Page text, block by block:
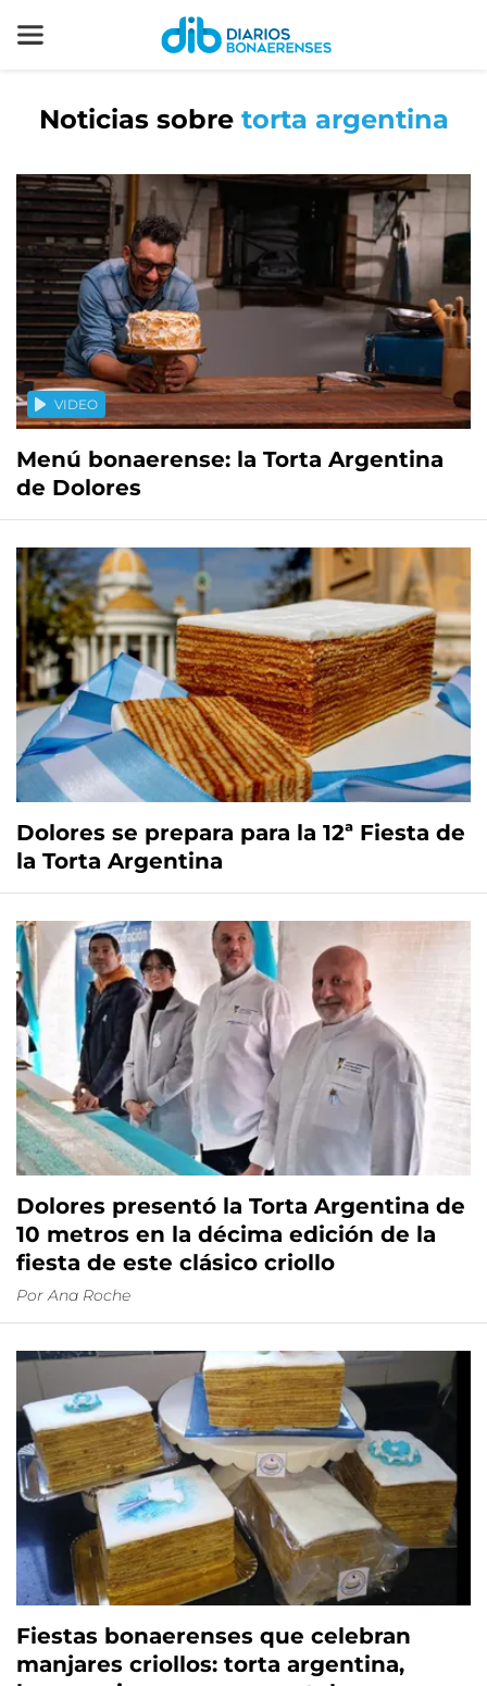
Noticias sobre torta argentina
VIDEO
Menú bonaerense: la Torta Argentina
de Dolores
Dolores se prepara para la 12ª Fiesta de
la Torta Argentina
Dolores presentó la Torta Argentina de
10 metros en la décima edición de la
fiesta de este clásico criollo
Por Ana Roche
Fiestas bonaerenses que celebran
manjares criollos: torta argentina,